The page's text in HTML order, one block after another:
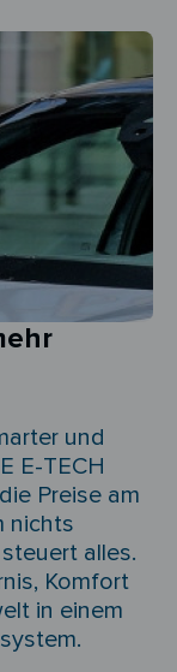
und
E-TECH
Preise am
nichts
alles.
Komfort
in einem